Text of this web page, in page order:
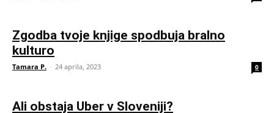
Zgodba tvoje knjige spodbuja bralno
kulturo
Tamara P. - 24 aprila, 2023 0
Ali obstaja Uber v Sloveniji?